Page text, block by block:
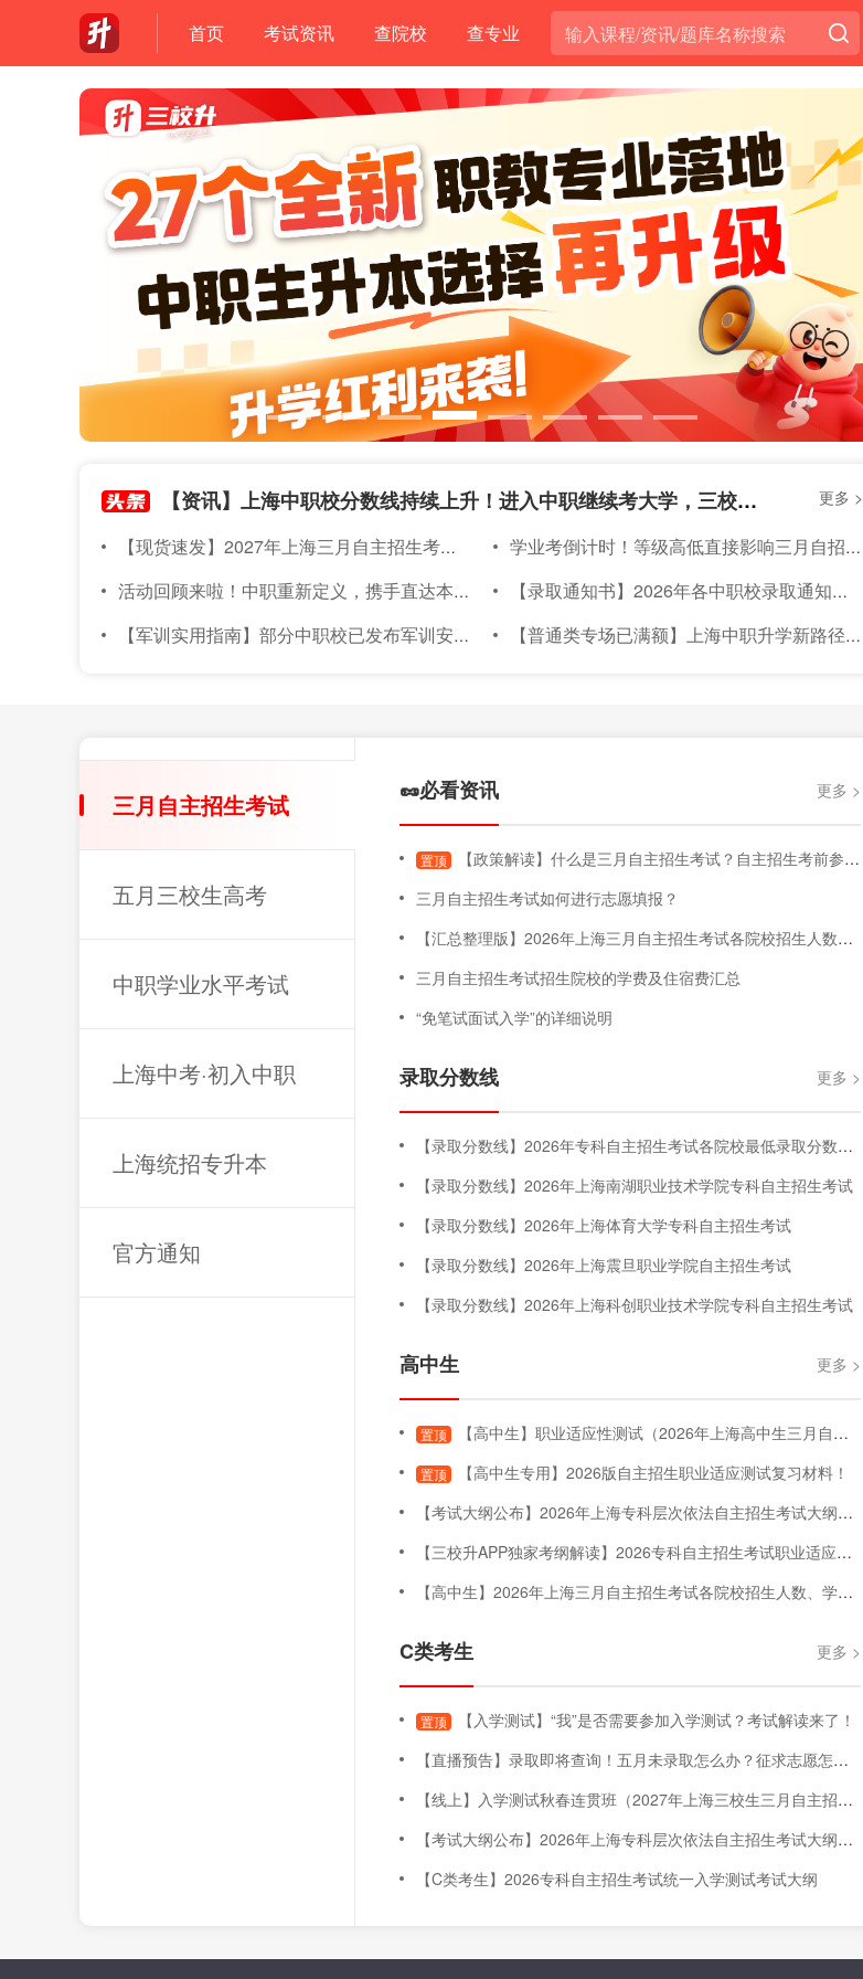
首页 考试资讯 查院校 查专业
【资讯】上海中职校分数线持续上升！进入中职继续考大学，三校升APP｜10个三校生，8个都在用！ 更多 >
【现货速发】2027年上海三月自主招生考试素质技能小六门备考材料已上架~
学业考倒计时！等级高低直接影响三月自招总分，这样备考冲A+
活动回顾来啦！中职重新定义，携手直达本科｜2026年度针对上海准中职新生线下升学宣讲会圆满落幕
【录取通知书】2026年各中职校录取通知书发放通知汇总（持续更新中）
【军训实用指南】部分中职校已发布军训安排！军训倒计时～上海中职新生军训实用指南，必备物品、注意事项都在这！
【普通类专场已满额】上海中职升学新路径：8月1日-2日，上海家长与孩子不可错过的【中职—本科】升学线下咨询会
三月自主招生考试
五月三校生高考
中职学业水平考试
上海中考·初入中职
上海统招专升本
官方通知
🥜必看资讯 更多 >
置顶
【政策解读】什么是三月自主招生考试？自主招生考前参考内容！
三月自主招生考试如何进行志愿填报？
【汇总整理版】2026年上海三月自主招生考试各院校招生人数、专业变化、面试要求、学费明细、院校信息等汇总
三月自主招生考试招生院校的学费及住宿费汇总
“免笔试面试入学”的详细说明
录取分数线 更多 >
【录取分数线】2026年专科自主招生考试各院校最低录取分数线汇总版（持续更新中）
【录取分数线】2026年上海南湖职业技术学院专科自主招生考试
【录取分数线】2026年上海体育大学专科自主招生考试
【录取分数线】2026年上海震旦职业学院自主招生考试
【录取分数线】2026年上海科创职业技术学院专科自主招生考试
高中生 更多 >
置顶 【高中生】职业适应性测试（2026年上海高中生三月自主招生考试-职业适应性测试）
置顶
【高中生专用】2026版自主招生职业适应测试复习材料！
【考试大纲公布】2026年上海专科层次依法自主招生考试大纲（三校生+高中生+C类）
【三校升APP独家考纲解读】2026专科自主招生考试职业适应性测试考试大纲
【高中生】2026年上海三月自主招生考试各院校招生人数、学费明细、专业增减、院校信息等汇总
C类考生 更多 >
置顶
【入学测试】“我”是否需要参加入学测试？考试解读来了！
【直播预告】录取即将查询！五月未录取怎么办？征求志愿怎么填？没到市控线，明年如何考大学？征求志愿&往届生政策讲解💪
【线上】入学测试秋春连贯班（2027年上海三校生三月自主招生考试-入学测试科目）
【考试大纲公布】2026年上海专科层次依法自主招生考试大纲（三校生+高中生+C类）
【C类考生】2026专科自主招生考试统一入学测试考试大纲